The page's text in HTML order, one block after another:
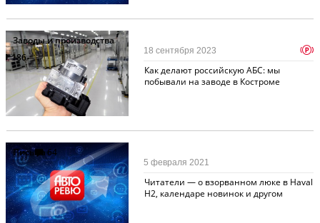
Заводы и производства
186
Как делают российскую АБС: мы
побывали на заводе в Костроме
18 сентября 2023 p
Письма64
Читатели — о взорванном люке в Haval
H2, календаре новинок и другом
5 февраля 2021